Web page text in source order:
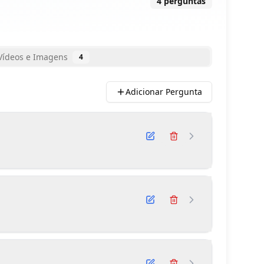
e Imagens 4
Adicionar Pergunta